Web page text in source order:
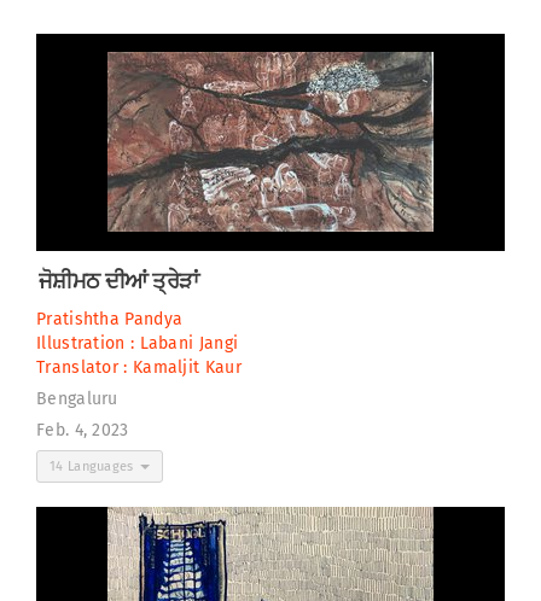
ਜੋਸ਼ੀਮਠ ਦੀਆਂ ਤ੍ਰੇੜਾਂ
Pratishtha Pandya
Illustration : Labani Jangi
Translator : Kamaljit Kaur
Bengaluru
Feb. 4, 2023
14 Languages